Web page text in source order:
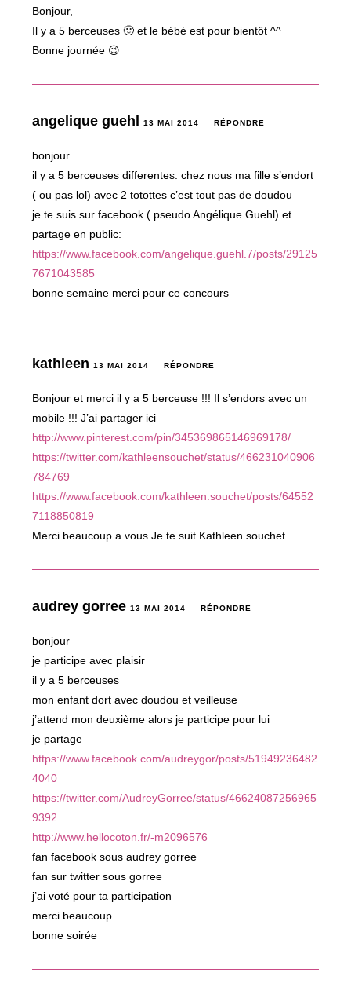
Bonjour,
Il y a 5 berceuses 🙂 et le bébé est pour bientôt ^^
Bonne journée 😉
angelique guehl13 MAI 2014 RÉPONDRE
bonjour
il y a 5 berceuses differentes. chez nous ma fille s’endort
( ou pas lol) avec 2 totottes c’est tout pas de doudou
je te suis sur facebook ( pseudo Angélique Guehl) et
partage en public:
https://www.facebook.com/angelique.guehl.7/posts/29125
7671043585
bonne semaine merci pour ce concours
kathleen13 MAI 2014 RÉPONDRE
Bonjour et merci il y a 5 berceuse !!! Il s’endors avec un
mobile !!! J’ai partager ici
http://www.pinterest.com/pin/345369865146969178/
https://twitter.com/kathleensouchet/status/466231040906
784769
https://www.facebook.com/kathleen.souchet/posts/64552
7118850819
Merci beaucoup a vous Je te suit Kathleen souchet
audrey gorree13 MAI 2014 RÉPONDRE
bonjour
je participe avec plaisir
il y a 5 berceuses
mon enfant dort avec doudou et veilleuse
j’attend mon deuxième alors je participe pour lui
je partage
https://www.facebook.com/audreygor/posts/51949236482
4040
https://twitter.com/AudreyGorree/status/46624087256965
9392
http://www.hellocoton.fr/-m2096576
fan facebook sous audrey gorree
fan sur twitter sous gorree
j’ai voté pour ta participation
merci beaucoup
bonne soirée